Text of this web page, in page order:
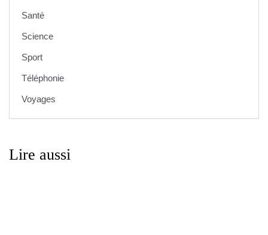
Santé
Science
Sport
Téléphonie
Voyages
Lire aussi